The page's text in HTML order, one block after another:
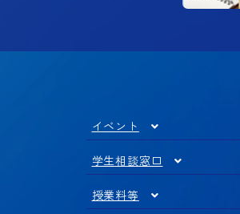
イベント
学生相談窓口
授業料等